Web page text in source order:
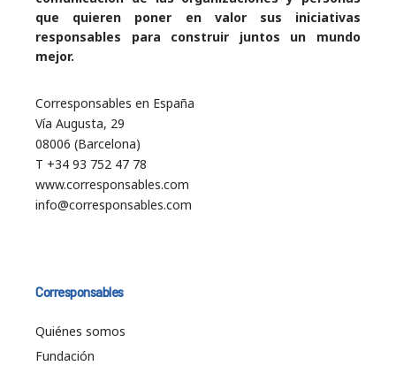
que quieren poner en valor sus iniciativas
responsables para construir juntos un mundo
mejor.
Corresponsables en España
Vía Augusta, 29
08006 (Barcelona)
T +34 93 752 47 78
www.corresponsables.com
info@corresponsables.com
Corresponsables
Quiénes somos
Fundación